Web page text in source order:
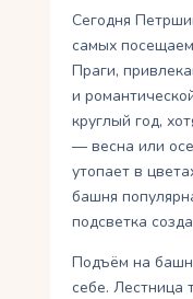
Сегодня
самых
Праги,
и
круглый год,
— весна или
утопает в
башня
подсветка
Подъём на
себе. Лестница